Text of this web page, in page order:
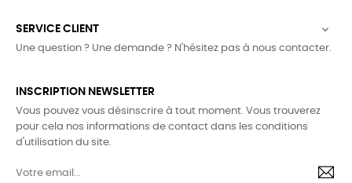
SERVICE CLIENT 
Une question ? Une demande ? N'hésitez pas à nous contacter.
INSCRIPTION NEWSLETTER
Vous pouvez vous désinscrire à tout moment. Vous trouverez
pour cela nos informations de contact dans les conditions
d'utilisation du site.